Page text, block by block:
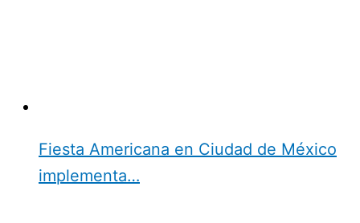
Fiesta Americana en Ciudad de México
implementa…